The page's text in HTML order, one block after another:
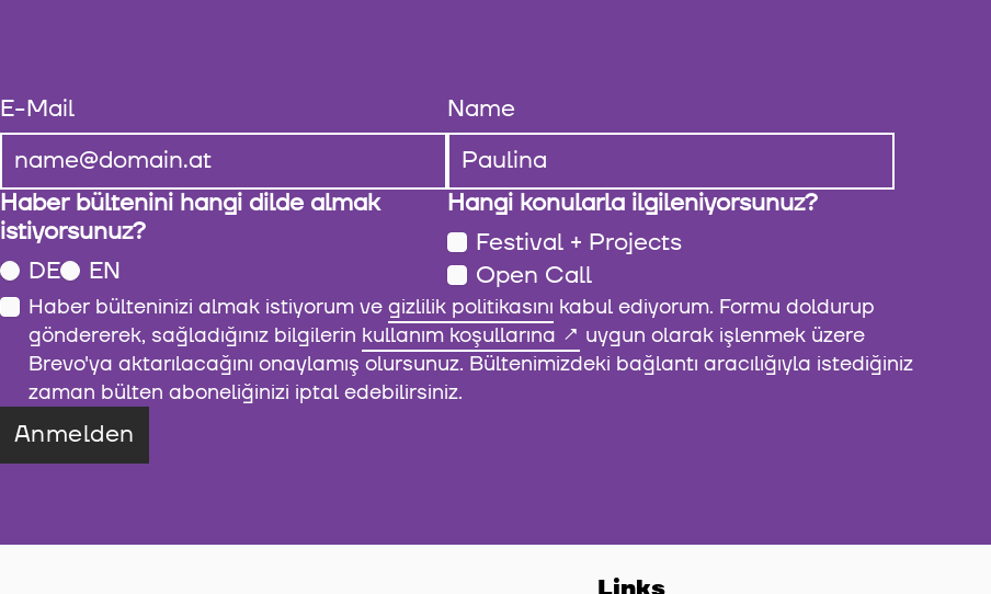
E-Mail Name
Haber bültenini hangi dilde almak
istiyorsunuz?
DE
EN
Hangi konularla ilgileniyorsunuz?
Festival + Projects
Open Call
Haber bülteninizi almak istiyorum vegizlilik politikasını kabul ediyorum. Formu doldurup
göndererek, sağladığınız bilgilerin kullanım koşullarına
uygun olarak işlenmek üzere
Brevo'ya aktarılacağını onaylamış olursunuz. Bültenimizdeki bağlantı aracılığıyla istediğiniz
zaman bülten aboneliğinizi iptal edebilirsiniz.
Anmelden